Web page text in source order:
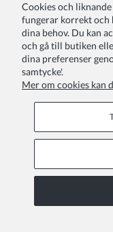
Kontakta oss redan
institution att göra
minnesvärda med
Teamet på ZOYA
barn, festklänningar
babyklänning,
barn.
Cookies och
fungerar korrekt och
dina behov. Du kan
och gå till butiken
dina preferenser
samtycke'.
Mer om cookies kan